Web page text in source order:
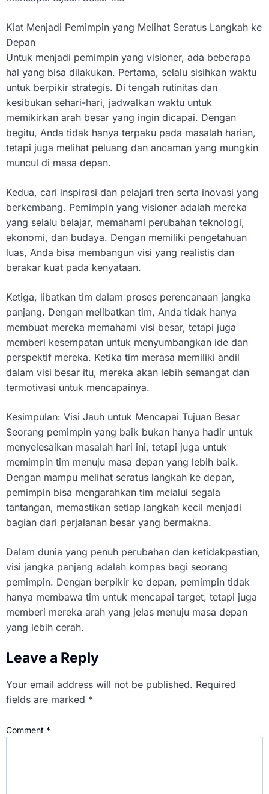
Kiat Menjadi Pemimpin yang Melihat Seratus Langkah ke
Depan
Untuk menjadi pemimpin yang visioner, ada beberapa
hal yang bisa dilakukan. Pertama, selalu sisihkan waktu
untuk berpikir strategis. Di tengah rutinitas dan
kesibukan sehari-hari, jadwalkan waktu untuk
memikirkan arah besar yang ingin dicapai. Dengan
begitu, Anda tidak hanya terpaku pada masalah harian,
tetapi juga melihat peluang dan ancaman yang mungkin
muncul di masa depan.
Kedua, cari inspirasi dan pelajari tren serta inovasi yang
berkembang. Pemimpin yang visioner adalah mereka
yang selalu belajar, memahami perubahan teknologi,
ekonomi, dan budaya. Dengan memiliki pengetahuan
luas, Anda bisa membangun visi yang realistis dan
berakar kuat pada kenyataan.
Ketiga, libatkan tim dalam proses perencanaan jangka
panjang. Dengan melibatkan tim, Anda tidak hanya
membuat mereka memahami visi besar, tetapi juga
memberi kesempatan untuk menyumbangkan ide dan
perspektif mereka. Ketika tim merasa memiliki andil
dalam visi besar itu, mereka akan lebih semangat dan
termotivasi untuk mencapainya.
Kesimpulan: Visi Jauh untuk Mencapai Tujuan Besar
Seorang pemimpin yang baik bukan hanya hadir untuk
menyelesaikan masalah hari ini, tetapi juga untuk
memimpin tim menuju masa depan yang lebih baik.
Dengan mampu melihat seratus langkah ke depan,
pemimpin bisa mengarahkan tim melalui segala
tantangan, memastikan setiap langkah kecil menjadi
bagian dari perjalanan besar yang bermakna.
Dalam dunia yang penuh perubahan dan ketidakpastian,
visi jangka panjang adalah kompas bagi seorang
pemimpin. Dengan berpikir ke depan, pemimpin tidak
hanya membawa tim untuk mencapai target, tetapi juga
memberi mereka arah yang jelas menuju masa depan
yang lebih cerah.
Leave a Reply
Your email address will not be published. Required
fields are marked *
Comment *